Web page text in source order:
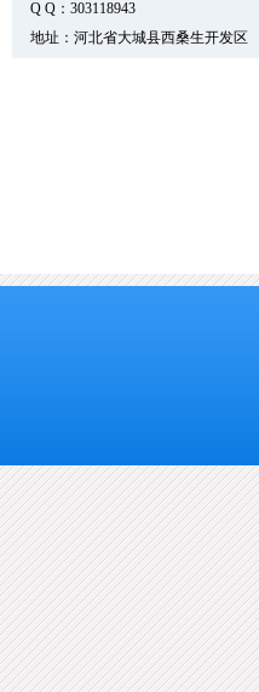
Q Q：303118943
地址：河北省大城县西桑生开发区